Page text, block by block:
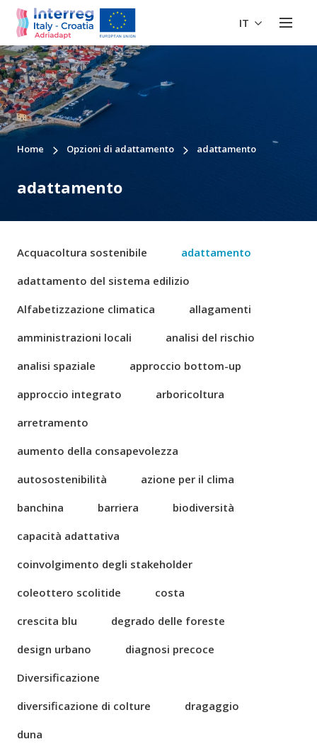
IT
Home Opzioni di adattamento adattamento
adattamento
Acquacoltura sostenibile
adattamento
adattamento del sistema edilizio
Alfabetizzazione climatica
allagamenti
amministrazioni locali
analisi del rischio
analisi spaziale
approccio bottom-up
approccio integrato
arboricoltura
arretramento
aumento della consapevolezza
autosostenibilità
azione per il clima
banchina
barriera
biodiversità
capacità adattativa
coinvolgimento degli stakeholder
coleottero scolitide
costa
crescita blu
degrado delle foreste
design urbano
diagnosi precoce
Diversificazione
diversificazione di colture
dragaggio
duna